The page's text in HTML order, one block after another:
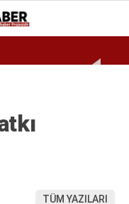
27.5
BURSA
TÜM YAZILARI